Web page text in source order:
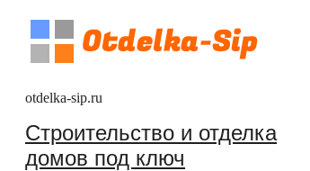
otdelka-sip.ru
Строительство и отделка
домов под ключ